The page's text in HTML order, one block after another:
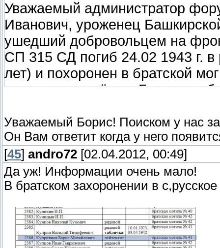
Уважаемый администратор
Иванович, уроженец
ушедший добровольцем на
СП 315 СД погиб 24.02 1943 г.
лет) и похоронен в братской
учился на минёра в Гурьеве и
там происходило по
Хотелось бы узнать
захоронения, может есть ФИО
Уважаемый Борис! Поиском у нас
Он Вам ответит когда у него
[45] andro72 [02.04.2012, 00:49]
Да уж! Информации очень мало!
В братском захоронении в